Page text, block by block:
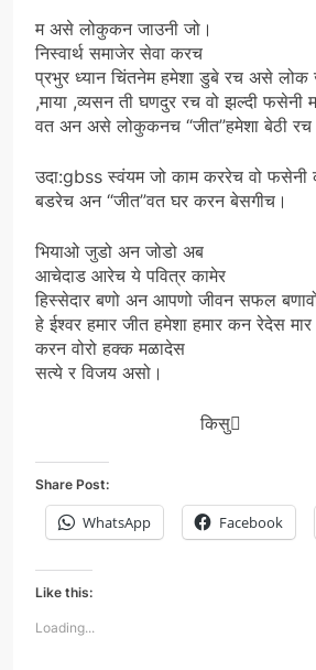
म असे लोकुकन जाउनी जो।
निस्वार्थ समाजेर सेवा करच
प्रभुर ध्यान चिंतनेम हमेशा डुबे रच असे लोक
,माया ,व्यसन ती घणदुर रच वो झल्दी फसेनी
वत अन असे लोकुकनच “जीत”हमेशा बेठी रच
उदा:gbss स्वंयम जो काम कररेच वो
बडरेच अन “जीत”वत घर करन बेसगीच।
भियाओ जुडो अन जोडो अब
आचेदाड आरेच ये पवित्र कामेर
हिस्सेदार बणो अन आपणो जीवन सफल
हे ईश्वर हमार जीत हमेशा हमार कन रेदेस
करन वोरो हक्क मळादेस
सत्ये र विजय असो।
किसु
Share Post:
WhatsApp Facebook
Like this:
Loading...